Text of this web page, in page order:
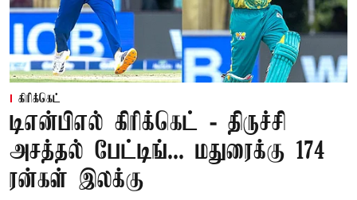
கிரிக்கெட்
டிஎன்பிஎல் கிரிக்கெட் - திருச்சி
அசத்தல் பேட்டிங்... மதுரைக்கு 174
ரன்கள் இலக்கு